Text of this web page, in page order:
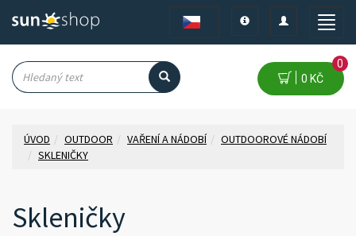
Toggle
Toggle
navigation
Toggle
0 KČ
0
ÚVOD OUTDOOR VAŘENÍ A NÁDOBÍ
OUTDOOROVÉ NÁDOBÍ
SKLENIČKY
Skleničky